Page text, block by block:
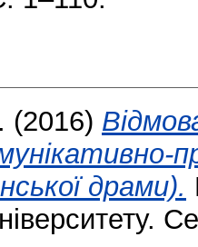
(2016)
драми).